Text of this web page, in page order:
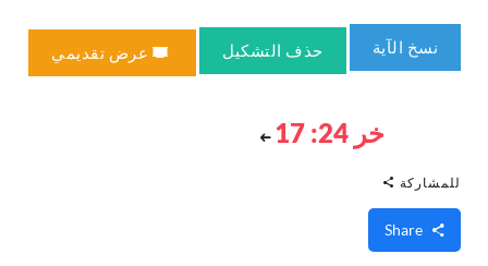
نسخ الآية حذف التشكيل عرض تقديمي
خر 24: 17
للمشاركة